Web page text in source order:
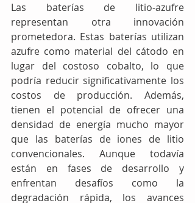
Las baterías de litio-azufre
representan otra innovación
prometedora. Estas baterías utilizan
azufre como material del cátodo en
lugar del costoso cobalto, lo que
podría reducir significativamente los
costos de producción. Además,
tienen el potencial de ofrecer una
densidad de energía mucho mayor
que las baterías de iones de litio
convencionales. Aunque todavía
están en fases de desarrollo y
enfrentan desafíos como la
degradación rápida, los avances